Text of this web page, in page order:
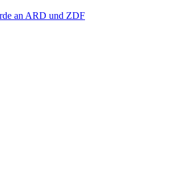
an ARD und ZDF